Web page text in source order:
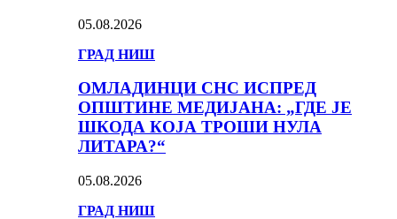
05.08.2026
ГРАД НИШ
ОМЛАДИНЦИ СНС ИСПРЕД
ОПШТИНЕ МЕДИЈАНА: „ГДЕ ЈЕ
ШКОДА КОЈА ТРОШИ НУЛА
ЛИТАРА?“
05.08.2026
ГРАД НИШ